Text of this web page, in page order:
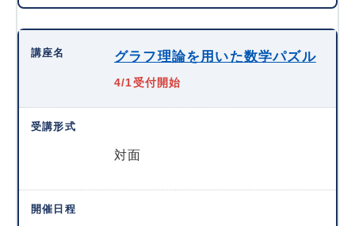
グラフ理論を用いた数学パズル
4/1受付開始
対面